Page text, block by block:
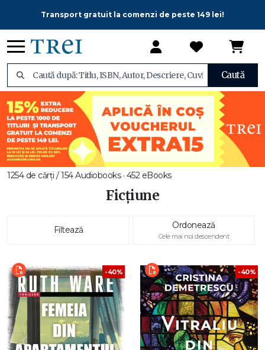
Transport gratuit la comenzi de peste 149 lei!
Caută
1254 de cărți / 154 Audiobooks · 452 eBooks
Ficțiune
Filtează Ordonează
Cele mai noi descendent
-40% -40%